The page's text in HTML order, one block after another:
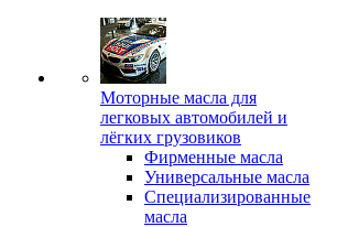
Моторные масла для
легковых автомобилей и
лёгких грузовиков
Фирменные масла
Универсальные масла
Специализированные
масла